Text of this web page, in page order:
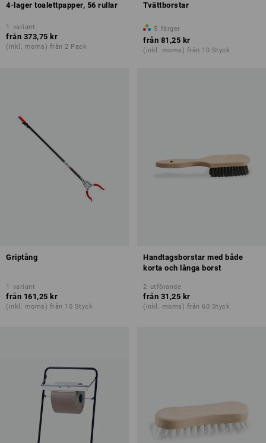
4-lager toalettpapper, 56 rullar
1 variant
från 373,75 kr
(inkl. moms) från 2 Pack
Tvättborstar
5 färger
från 81,25 kr
(inkl. moms) från 10 Styck
Griptång
1 variant
från 161,25 kr
(inkl. moms) från 10 Styck
Handtagsborstar med både
korta och långa borst
2 utförande
från 31,25 kr
(inkl. moms) från 60 Styck